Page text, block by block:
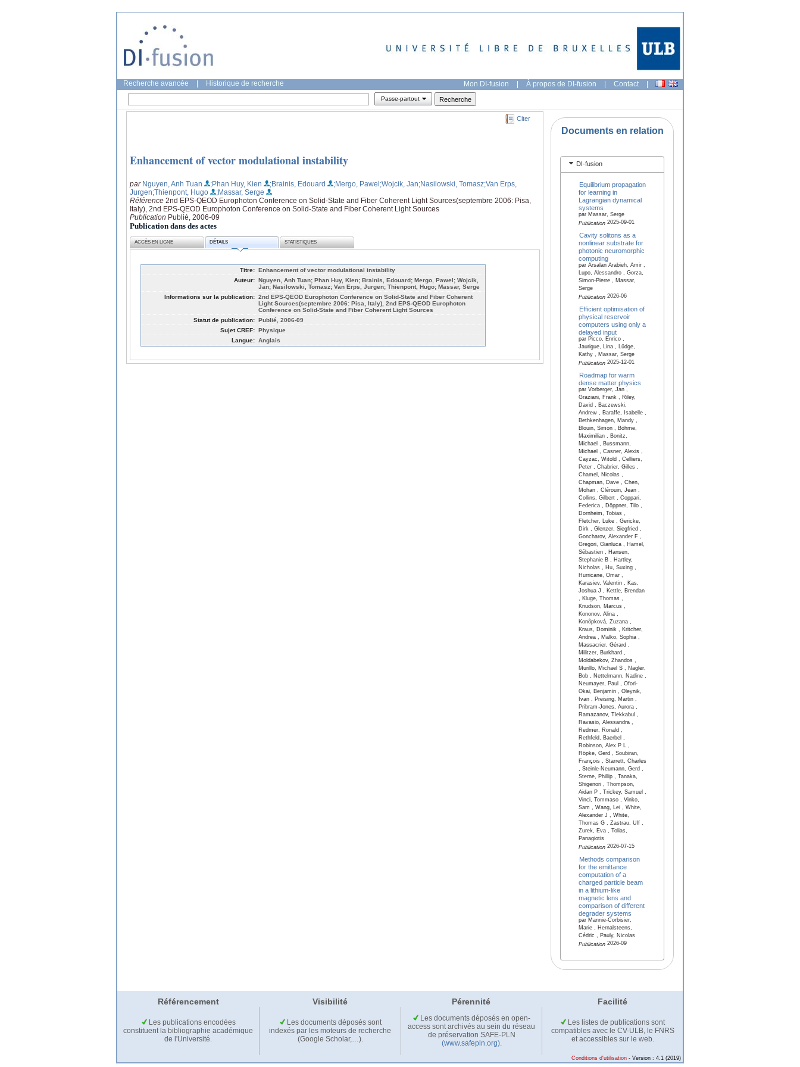
Recherche avancée Historique de recherche Mon DI-fusion | À propos de DI-fusion | Contact |
Passe-partout
Citer
Enhancement of vector modulational instability
par Nguyen, Anh Tuan ;Phan Huy, Kien ;Brainis, Edouard ;Mergo, Pawel;Wojcik, Jan;Nasilowski, Tomasz;Van Erps,
Jurgen;Thienpont, Hugo
;Massar, Serge
Référence 2nd EPS-QEOD Europhoton Conference on Solid-State and Fiber Coherent Light Sources(septembre 2006: Pisa,
Italy), 2nd EPS-QEOD Europhoton Conference on Solid-State and Fiber Coherent Light Sources
Publication Publié, 2006-09
Publication dans des actes
ACCÈS EN LIGNE DÉTAILS STATISTIQUES
Titre: Enhancement of vector modulational instability
Auteur: Nguyen, Anh Tuan; Phan Huy, Kien; Brainis, Edouard; Mergo, Pawel; Wojcik,
Jan; Nasilowski, Tomasz; Van Erps, Jurgen; Thienpont, Hugo; Massar, Serge
Informations sur la publication: 2nd EPS-QEOD Europhoton Conference on Solid-State and Fiber Coherent
Light Sources(septembre 2006: Pisa, Italy), 2nd EPS-QEOD Europhoton
Conference on Solid-State and Fiber Coherent Light Sources
Statut de publication: Publié, 2006-09
Sujet CREF: Physique
Langue: Anglais
Documents en relation
DI-fusion
Equilibrium propagation
for learning in
Lagrangian dynamical
systems
par Massar, Serge
Publication2025-09-01
Cavity solitons as a
nonlinear substrate for
photonic neuromorphic
computing
par Arsalan Arabieh, Amir ,
Lupo, Alessandro , Gorza,
Simon-Pierre , Massar,
Serge
Publication2026-06
Efficient optimisation of
physical reservoir
computers using only a
delayed input
par Picco, Enrico ,
Jaurigue, Lina , Lüdge,
Kathy , Massar, Serge
Publication2025-12-01
Roadmap for warm
dense matter physics
par Vorberger, Jan ,
Graziani, Frank , Riley,
David , Baczewski,
Andrew , Baraffe, Isabelle ,
Bethkenhagen, Mandy ,
Blouin, Simon , Böhme,
Maximilian , Bonitz,
Michael , Bussmann,
Michael , Casner, Alexis ,
Cayzac, Witold , Celliers,
Peter , Chabrier, Gilles ,
Chamel, Nicolas ,
Chapman, Dave , Chen,
Mohan , Clérouin, Jean ,
Collins, Gilbert , Coppari,
Federica , Döppner, Tilo ,
Dornheim, Tobias ,
Fletcher, Luke , Gericke,
Dirk , Glenzer, Siegfried ,
Goncharov, Alexander F ,
Gregori, Gianluca , Hamel,
Sébastien , Hansen,
Stephanie B , Hartley,
Nicholas , Hu, Suxing ,
Hurricane, Omar ,
Karasiev, Valentin , Kas,
Joshua J , Kettle, Brendan
, Kluge, Thomas ,
Knudson, Marcus ,
Kononov, Alina ,
Konôpková, Zuzana ,
Kraus, Dominik , Kritcher,
Andrea , Malko, Sophia ,
Massacrier, Gérard ,
Militzer, Burkhard ,
Moldabekov, Zhandos ,
Murillo, Michael S , Nagler,
Bob , Nettelmann, Nadine ,
Neumayer, Paul , Ofori-
Okai, Benjamin , Oleynik,
Ivan , Preising, Martin ,
Pribram-Jones, Aurora ,
Ramazanov, Tlekkabul ,
Ravasio, Alessandra ,
Redmer, Ronald ,
Rethfeld, Baerbel ,
Robinson, Alex P L ,
Röpke, Gerd , Soubiran,
François , Starrett, Charles
, Steinle-Neumann, Gerd ,
Sterne, Phillip , Tanaka,
Shigenori , Thompson,
Aidan P , Trickey, Samuel ,
Vinci, Tommaso , Vinko,
Sam , Wang, Lei , White,
Alexander J , White,
Thomas G , Zastrau, Ulf ,
Zurek, Eva , Tolias,
Panagiotis
Publication2026-07-15
Methods comparison
for the emittance
computation of a
charged particle beam
in a lithium-like
magnetic lens and
comparison of different
degrader systems
par Mannie-Corbisier,
Marie , Hernalsteens,
Cédric , Pauly, Nicolas
Publication2026-09
Référencement Visibilité Pérennité Facilité
Les publications encodées
constituent la bibliographie académique
de l'Université.
Les documents déposés sont
indexés par les moteurs de recherche
(Google Scholar,…).
Les documents déposés en open-
access sont archivés au sein du réseau
de préservation SAFE-PLN
(www.safepln.org).
Les listes de publications sont
compatibles avec le CV-ULB, le FNRS
et accessibles sur le web.
Conditions d'utilisation - Version : 4.1 (2019)